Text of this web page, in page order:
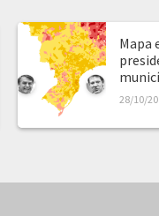
Mapa
28/10/